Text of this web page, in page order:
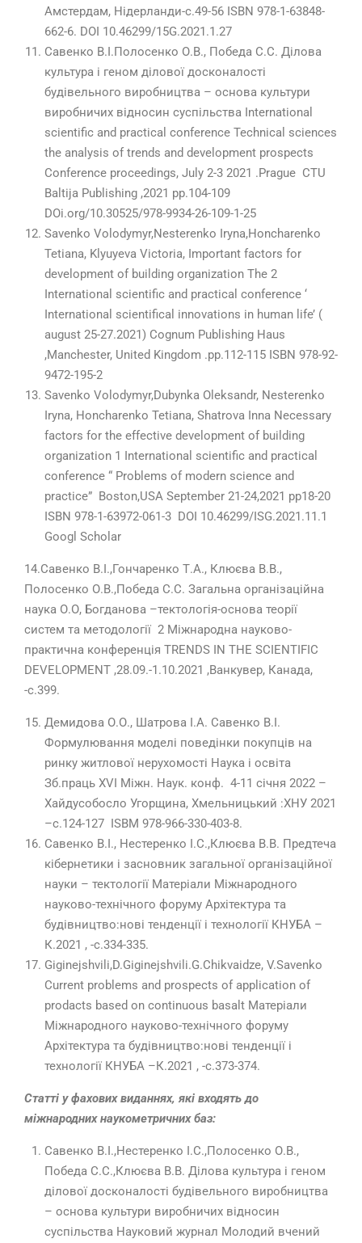
Амстердам, Hідерланди-с.49-56 ISBN 978-1-63848-
662-6. DOI 10.46299/15G.2021.1.27
Савенко В.І.Полосенко О.В., Победа С.С. Ділова
культура і геном ділової досконалості
будівельного виробництва – основа культури
виробничих відносин суспільства Іnternational
scientific and practical conference Technical sciences
the analysis of trends and development prospects
Conference proceedings, July 2-3 2021 .Prague CTU
Baltija Publishing ,2021 pp.104-109
DOi.org/10.30525/978-9934-26-109-1-25
Savenko Volodymyr,Nesterenko Iryna,Honcharenko
Tetiana, Klyuyeva Victoria, Important factors for
development of building organization The 2
International scientific and practical conference ‘
International scientifical innovations in human life’ (
august 25-27.2021) Cognum Publishing Haus
,Manchester, United Kingdom .pp.112-115 ISBN 978-92-
9472-195-2
Savenko Volodymyr,Dubynka Oleksandr, Nesterenko
Iryna, Honcharenko Tetiana, Shatrova Inna Necessary
factors for the effective development of building
organization 1 International scientific and practical
conference “ Problems of modern science and
practice” Boston,USA September 21-24,2021 pp18-20
ISBN 978-1-63972-061-3 DOI 10.46299/ISG.2021.11.1
Googl Scholar
14.Савенко В.І.,Гончаренко Т.А., Клюєва В.В.,
Полосенко О.В.,Победа С.С. Загальна організаційна
наука О.О, Богданова –тектологія-основа теорії
систем та методології 2 Міжнародна науково-
практична конференція TRENDS IN THE SCIENTIFIC
DEVELOPMENT ,28.09.-1.10.2021 ,Ванкувер, Канада,
-с.399.
Демидова О.О., Шатрова І.А. Савенко В.І.
Формулювання моделі поведінки покупців на
ринку житлової нерухомості Наука і освіта
Зб.праць XVI Міжн. Наук. конф. 4-11 січня 2022 –
Хайдусобосло Угорщина, Хмельницький :ХНУ 2021
–с.124-127 ISBM 978-966-330-403-8.
Савенко В.І., Нестеренко І.С.,Клюєва В.В. Предтеча
кібернетики і засновник загальної організаційної
науки – тектології Матеріали Міжнародного
науково-технічного форуму Архітектура та
будівництво:нові тенденції і технології КНУБА –
К.2021 , -с.334-335.
Giginejshvili,D.Giginejshvili.G.Chikvaidze, V.Savenko
Current problems and prospects of application of
prodacts based on continuous basalt Матеріали
Міжнародного науково-технічного форуму
Архітектура та будівництво:нові тенденції і
технології КНУБА –К.2021 , -с.373-374.
Статті у фахових виданнях, які входять до
міжнародних наукометричних баз:
Савенко В.І.,Нестеренко І.С.,Полосенко О.В.,
Победа С.С.,Клюєва В.В. Ділова культура і геном
ділової досконалості будівельного виробництва
– основа культури виробничих відносин
суспільства Науковий журнал Молодий вчений